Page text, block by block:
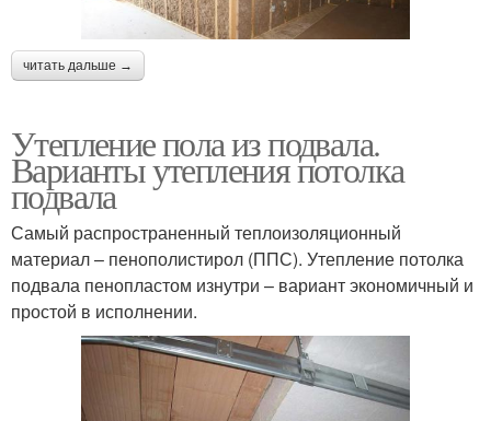
читать дальше →
Утепление пола из подвала.
Варианты утепления потолка
подвала
Самый распространенный теплоизоляционный
материал – пенополистирол (ППС). Утепление потолка
подвала пенопластом изнутри – вариант экономичный и
простой в исполнении.